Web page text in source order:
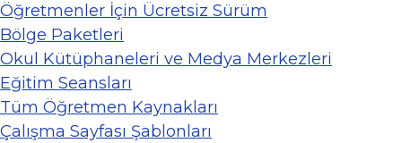
Öğretmenler İçin Ücretsiz Sürüm
Bölge Paketleri
Okul Kütüphaneleri ve Medya Merkezleri
Eğitim Seansları
Tüm Öğretmen Kaynakları
Çalışma Sayfası Şablonları